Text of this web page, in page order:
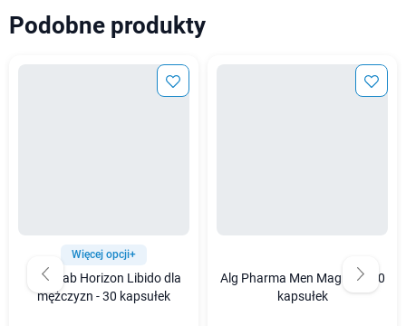
Podobne produkty
Więcej opcji+
ActivLab Horizon Libido dla
mężczyzn - 30 kapsułek
Alg Pharma Men Magnez - 30
kapsułek